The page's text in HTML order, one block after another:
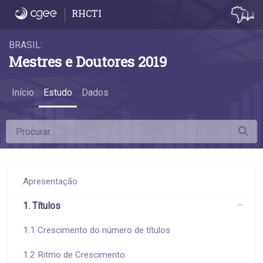
1.1 Crescimento do número de títulos -
RHCTI
BRASIL:
Mestres e Doutores 2019
Início Estudo Dados
Apresentação
1. Títulos
1.1 Crescimento do número de títulos
1.2 Ritmo de Crescimento